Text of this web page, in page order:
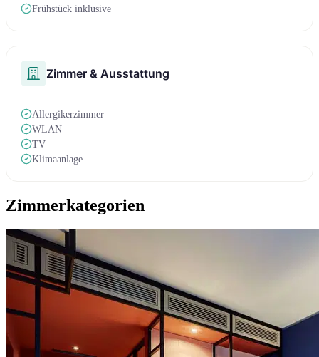
Frühstück inklusive
Zimmer & Ausstattung
Allergikerzimmer
WLAN
TV
Klimaanlage
Zimmerkategorien